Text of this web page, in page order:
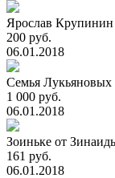
Ярослав Крупинин
200 руб.
06.01.2018
Семья Лукьяновых
1 000 руб.
06.01.2018
Зоиньке от
161 руб.
06.01.2018